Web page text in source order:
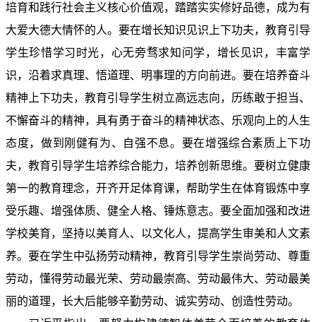
培育和践行社会主义核心价值观，踏踏实实修好品德，成为有
大爱大德大情怀的人。要在增长知识见识上下功夫，教育引导
学生珍惜学习时光，心无旁骛求知问学，增长见识，丰富学
识，沿着求真理、悟道理、明事理的方向前进。要在培养奋斗
精神上下功夫，教育引导学生树立高远志向，历练敢于担当、
不懈奋斗的精神，具有勇于奋斗的精神状态、乐观向上的人生
态度，做到刚健有为、自强不息。要在增强综合素质上下功
夫，教育引导学生培养综合能力，培养创新思维。要树立健康
第一的教育理念，开齐开足体育课，帮助学生在体育锻炼中享
受乐趣、增强体质、健全人格、锤炼意志。要全面加强和改进
学校美育，坚持以美育人、以文化人，提高学生审美和人文素
养。要在学生中弘扬劳动精神，教育引导学生崇尚劳动、尊重
劳动，懂得劳动最光荣、劳动最崇高、劳动最伟大、劳动最美
丽的道理，长大后能够辛勤劳动、诚实劳动、创造性劳动。